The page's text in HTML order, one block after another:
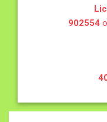
902554